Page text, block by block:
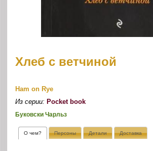
Хлеб с ветчиной
Ham on Rye
Из серии: Pocket book
Буковски Чарльз
О чем? Персоны Детали Доставка